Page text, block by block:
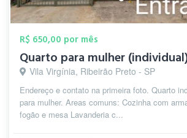
R$ 650,00 por mês
Quarto para mulher
Vila Virgínia, Ribeirão Preto - SP
Endereço e contato na primeira foto. Quarto
para mulher. Areas comuns: Cozinha com
fogão e mesa Lavanderia c...